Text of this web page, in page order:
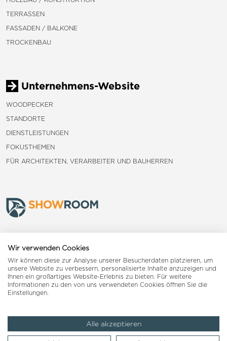
TERRASSEN
FASSADEN / BALKONE
TROCKENBAU
Unternehmens-Website
WOODPECKER
STANDORTE
DIENSTLEISTUNGEN
FOKUSTHEMEN
FÜR ARCHITEKTEN, VERARBEITER UND BAUHERREN
Landquart
Reiden
Impressum AGB Datenschutzerklärung
Wir verwenden Cookies
Wir können diese zur Analyse unserer Besucherdaten platzieren, um
unsere Website zu verbessern, personalisierte Inhalte anzuzeigen und
Ihnen ein großartiges Website-Erlebnis zu bieten. Für weitere
Informationen zu den von uns verwendeten Cookies öffnen Sie die
Einstellungen.
Alle akzeptieren